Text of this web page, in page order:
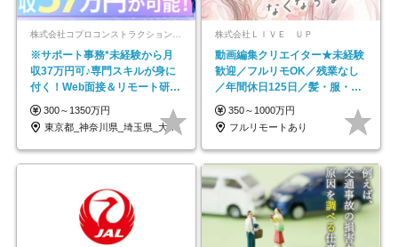
※サポート事務*未経験から月
収37万円可♪専門スキルが身に
付く！Web面接＆リモート研修
も充実♪/a
300～1350万円
東京都_神奈川県_埼玉県_大阪府_愛知県…
株式会社ＬＩＶＥ ＵＰ
動画編集クリエイター★未経験
歓迎／フルリモOK／残業なし
／年間休日125日／髪・服・ネ
イル自由／研修充実で安心
350～1000万円
フルリモートあり